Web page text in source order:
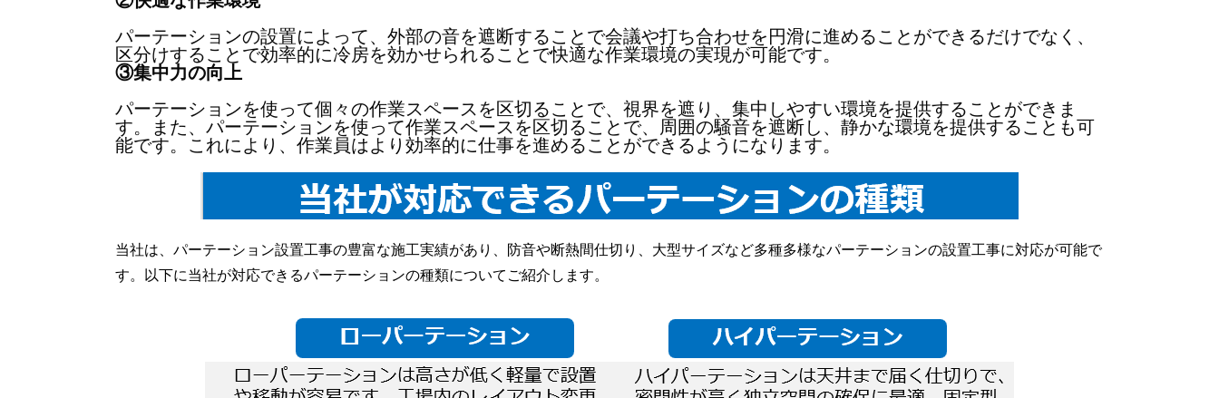
パーテーションの設置によって、外部の音を遮断することで会議や打ち合わせを円滑に進めることができるだけでなく、
区分けすることで効率的に冷房を効かせられることで快適な作業環境の実現が可能です。
③集中力の向上
パーテーションを使って個々の作業スペースを区切ることで、視界を遮り、集中しやすい環境を提供することができま
す。また、パーテーションを使って作業スペースを区切ることで、周囲の騒音を遮断し、静かな環境を提供することも可
能です。これにより、作業員はより効率的に仕事を進めることができるようになります。
当社は、パーテーション設置工事の豊富な施工実績があり、防音や断熱間仕切り、大型サイズなど多種多様なパーテーションの設置工事に対応が可能で
す。以下に当社が対応できるパーテーションの種類についてご紹介します。